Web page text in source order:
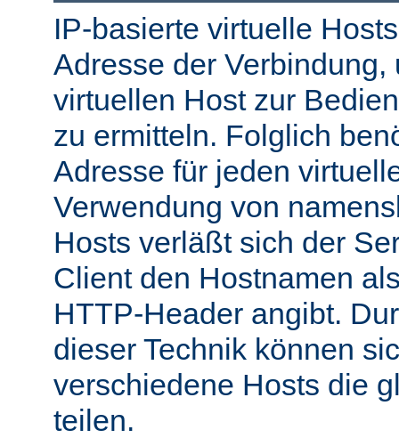
IP-basierte virtuelle
Adresse der Verbindung,
virtuellen Host zur
zu ermitteln. Folglich
Adresse für jeden
Verwendung von
Hosts verläßt sich der
Client den Hostnamen
HTTP-Header angibt.
dieser Technik können
verschiedene Hosts die
teilen.